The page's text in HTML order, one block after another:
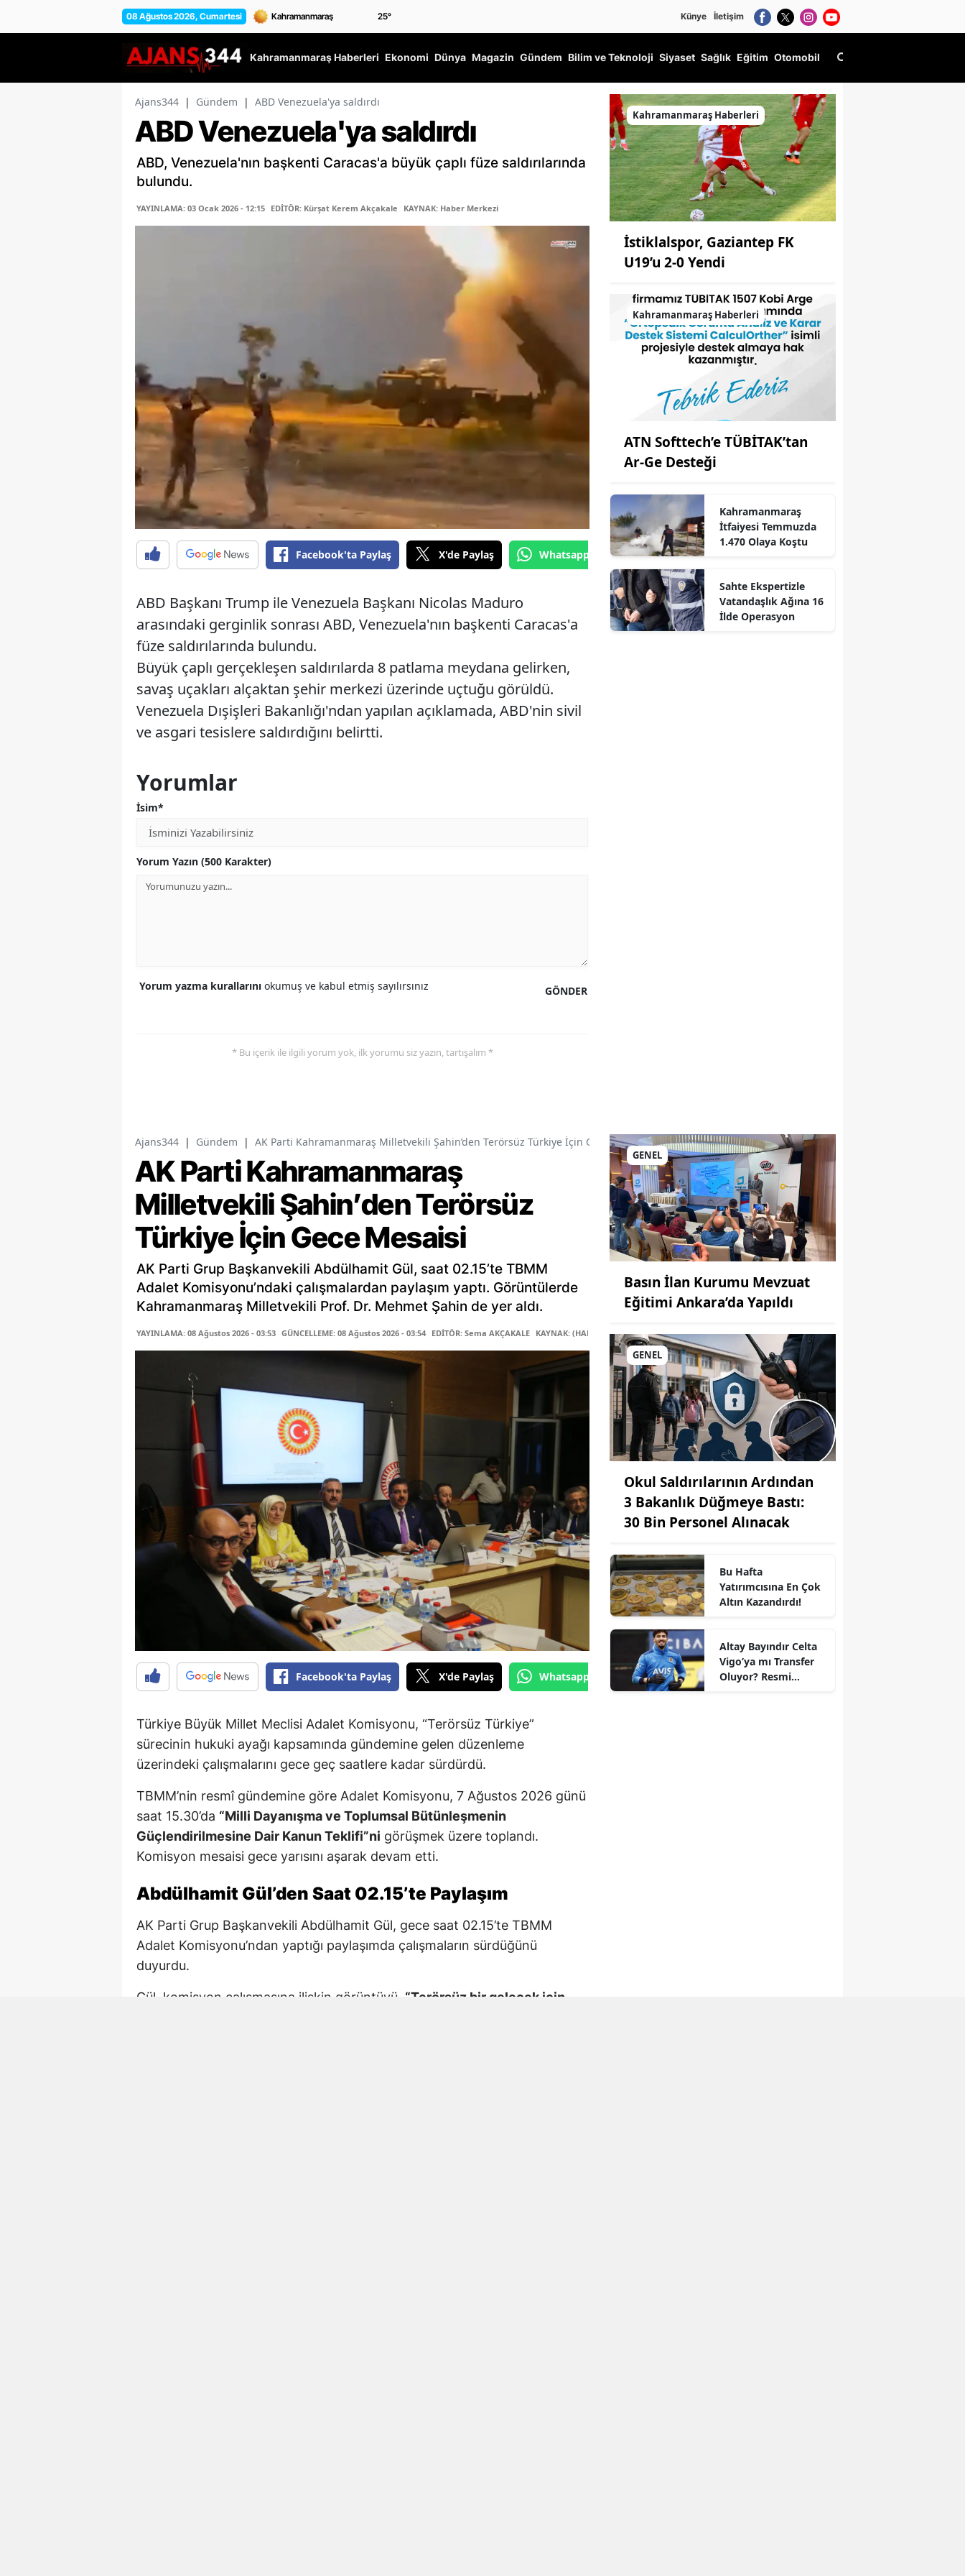
08 Ağustos 2026, Cumartesi 25° Künye İletişim
Kahramanmaraş Haberleri Ekonomi Dünya Magazin Gündem Bilim ve Teknoloji Siyaset Sağlık Eğitim Otomobil
Ajans344 | Gündem | ABD Venezuela'ya saldırdı
ABD Venezuela'ya saldırdı
ABD, Venezuela'nın başkenti Caracas'a büyük çaplı füze saldırılarında
bulundu.
YAYINLAMA: 03 Ocak 2026 - 12:15 EDİTÖR: Kürşat Kerem Akçakale KAYNAK: Haber Merkezi
Facebook'ta Paylaş X'de Paylaş Whatsapp'tan Gönder
ABD Başkanı Trump ile Venezuela Başkanı Nicolas Maduro
arasındaki gerginlik sonrası ABD, Venezuela'nın başkenti Caracas'a
füze saldırılarında bulundu.
Büyük çaplı gerçekleşen saldırılarda 8 patlama meydana gelirken,
savaş uçakları alçaktan şehir merkezi üzerinde uçtuğu görüldü.
Venezuela Dışişleri Bakanlığı'ndan yapılan açıklamada, ABD'nin sivil
ve asgari tesislere saldırdığını belirtti.
Yorumlar
İsim*
Yorum Yazın (500 Karakter)
GÖNDER
Yorum yazma kurallarını okumuş ve kabul etmiş sayılırsınız
* Bu içerik ile ilgili yorum yok, ilk yorumu siz yazın, tartışalım *
Kahramanmaraş Haberleri
İstiklalspor, Gaziantep FK
U19’u 2-0 Yendi
Kahramanmaraş Haberleri
ATN Softtech’e TÜBİTAK’tan
Ar-Ge Desteği
Kahramanmaraş
İtfaiyesi Temmuzda
1.470 Olaya Koştu
Sahte Ekspertizle
Vatandaşlık Ağına 16
İlde Operasyon
Ajans344 | Gündem | AK Parti Kahramanmaraş Milletvekili Şahin’den Terörsüz Türkiye İçin Gece Mesaisi
AK Parti Kahramanmaraş
Milletvekili Şahin’den Terörsüz
Türkiye İçin Gece Mesaisi
AK Parti Grup Başkanvekili Abdülhamit Gül, saat 02.15’te TBMM
Adalet Komisyonu’ndaki çalışmalardan paylaşım yaptı. Görüntülerde
Kahramanmaraş Milletvekili Prof. Dr. Mehmet Şahin de yer aldı.
YAYINLAMA: 08 Ağustos 2026 - 03:53 GÜNCELLEME: 08 Ağustos 2026 - 03:54 EDİTÖR: Sema AKÇAKALE KAYNAK: (HABER MERKEZİ) MUHABİR: Elife Karaarslan
Facebook'ta Paylaş X'de Paylaş Whatsapp'tan Gönder
Türkiye Büyük Millet Meclisi Adalet Komisyonu, “Terörsüz Türkiye”
sürecinin hukuki ayağı kapsamında gündemine gelen düzenleme
üzerindeki çalışmalarını gece geç saatlere kadar sürdürdü.
TBMM’nin resmî gündemine göre Adalet Komisyonu, 7 Ağustos 2026 günü
saat 15.30’da “Milli Dayanışma ve Toplumsal Bütünleşmenin
Güçlendirilmesine Dair Kanun Teklifi”ni görüşmek üzere toplandı.
Komisyon mesaisi gece yarısını aşarak devam etti.
Abdülhamit Gül’den Saat 02.15’te Paylaşım
AK Parti Grup Başkanvekili Abdülhamit Gül, gece saat 02.15’te TBMM
Adalet Komisyonu’ndan yaptığı paylaşımda çalışmaların sürdüğünü
duyurdu.
Gül, komisyon çalışmasına ilişkin görüntüyü, “Terörsüz bir gelecek için
GENEL
Basın İlan Kurumu Mevzuat
Eğitimi Ankara’da Yapıldı
GENEL
Okul Saldırılarının Ardından
3 Bakanlık Düğmeye Bastı:
30 Bin Personel Alınacak
Bu Hafta
Yatırımcısına En Çok
Altın Kazandırdı!
Altay Bayındır Celta
Vigo’ya mı Transfer
Oluyor? Resmi